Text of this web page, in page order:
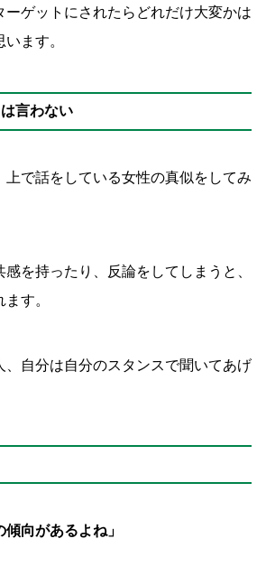
ーゲットにされたらどれだけ大変かは
ます。
言わない
上で話をしている女性の真似をしてみ
を持ったり、反論をしてしまうと、
す。
、自分は自分のスタンスで聞いてあげ
傾向があるよね」